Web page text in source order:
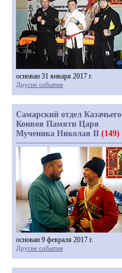
основан 31 января 2017 г.
Другие события
Самарский отдел Казачьего
Конвоя Памяти Царя
Мученика Николая II (149)
основан 9 февраля 2017 г.
Другие события